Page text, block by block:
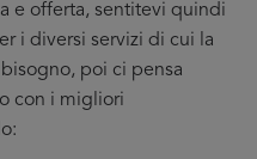
e offerta, sentitevi quindi
i diversi servizi di cui la
poi ci pensa
con i migliori